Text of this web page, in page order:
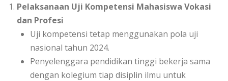
Pelaksanaan Uji Kompetensi Mahasiswa Vokasi
dan Profesi
Uji kompetensi tetap menggunakan pola uji
nasional tahun 2024.
Penyelenggara pendidikan tinggi bekerja sama
dengan kolegium tiap disiplin ilmu untuk